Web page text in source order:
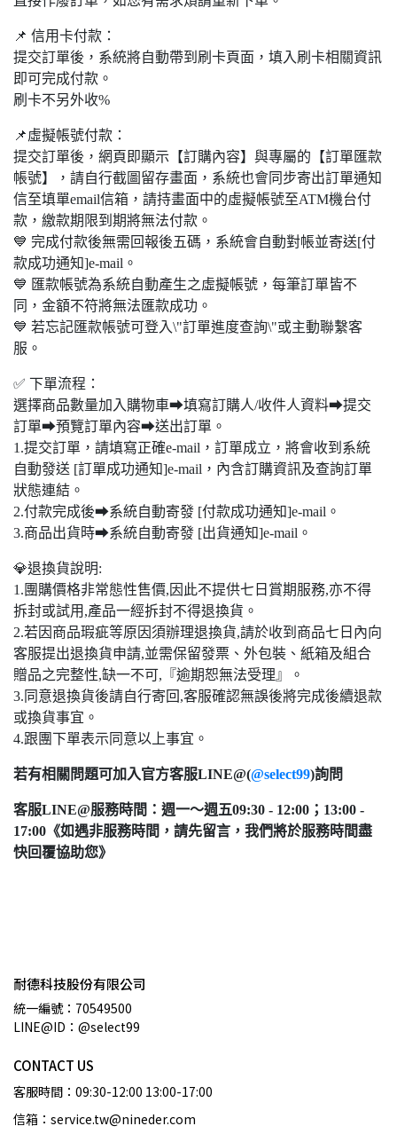
📌 信用卡付款：
提交訂單後，系統將自動帶到刷卡頁面，填入刷卡相關資訊
即可完成付款。
刷卡不另外收%
📌虛擬帳號付款：
提交訂單後，網頁即顯示【訂購內容】與專屬的【訂單匯款
帳號】，請自行截圖留存畫面，系統也會同步寄出訂單通知
信至填單email信箱，請持畫面中的虛擬帳號至ATM機台付
款，繳款期限到期將無法付款。
💙 完成付款後無需回報後五碼，系統會自動對帳並寄送[付
款成功通知]e-mail。
💙 匯款帳號為系統自動產生之虛擬帳號，每筆訂單皆不
同，金額不符將無法匯款成功。
💙 若忘記匯款帳號可登入\"訂單進度查詢\"或主動聯繫客
服。
✅ 下單流程：
選擇商品數量加入購物車➡填寫訂購人/收件人資料➡提交
訂單➡預覽訂單內容➡送出訂單。
1.提交訂單，請填寫正確e-mail，訂單成立，將會收到系統
自動發送 [訂單成功通知]e-mail，內含訂購資訊及查詢訂單
狀態連結。
2.付款完成後➡系統自動寄發 [付款成功通知]e-mail。
3.商品出貨時➡系統自動寄發 [出貨通知]e-mail。
💎退換貨說明:
1.團購價格非常態性售價,因此不提供七日賞期服務,亦不得
拆封或試用,產品一經拆封不得退換貨。
2.若因商品瑕疵等原因須辦理退換貨,請於收到商品七日內向
客服提出退換貨申請,並需保留發票、外包裝、紙箱及組合
贈品之完整性,缺一不可,『逾期恕無法受理』。
3.同意退換貨後請自行寄回,客服確認無誤後將完成後續退款
或換貨事宜。
4.跟團下單表示同意以上事宜。
若有相關問題可加入官方客服LINE@(@select99)詢問
客服LINE@服務時間：週一～週五09:30 - 12:00；13:00 -
17:00《如遇非服務時間，請先留言，我們將於服務時間盡
快回覆協助您》
耐德科技股份有限公司
統一編號：70549500
LINE@ID：@select99
CONTACT US
客服時間：09:30-12:00 13:00-17:00
信箱：service.tw@nineder.com